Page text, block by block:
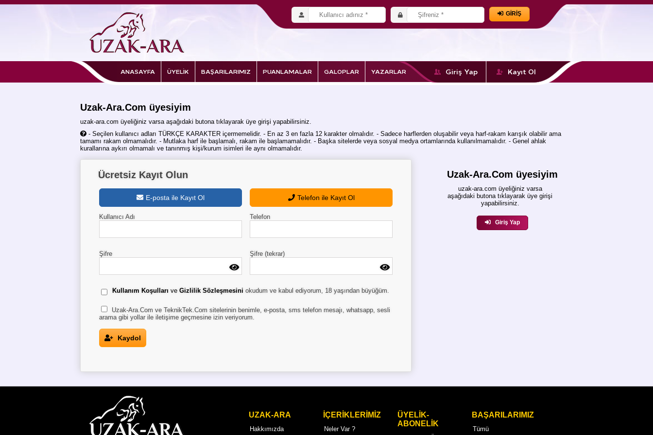
GİRİŞ
ANASAYFA ÜYELİK BAŞARILARIMIZ PUANLAMALAR GALOPLAR YAZARLAR Giriş Yap Kayıt Ol
Uzak-Ara.Com üyesiyim
uzak-ara.com üyeliğiniz varsa aşağıdaki butona tıklayarak üye girişi yapabilirsiniz.
- Seçilen kullanıcı adları TÜRKÇE KARAKTER içermemelidir. - En az 3 en fazla 12 karakter olmalıdır. - Sadece harflerden oluşabilir veya harf-rakam karışık olabilir ama
tamamı rakam olmamalıdır. - Mutlaka harf ile başlamalı, rakam ile başlamamalıdır. - Başka sitelerde veya sosyal medya ortamlarında kullanılmamalıdır. - Genel ahlak
kurallarına aykırı olmamalı ve tanınmış kişi/kurum isimleri ile aynı olmamalıdır.
Ücretsiz Kayıt Olun
E-posta ile Kayıt Ol Telefon ile Kayıt Ol
Kullanıcı Adı Telefon
Şifre Şifre (tekrar)
Kullanım Koşulları ve Gizlilik Sözleşmesini okudum ve kabul ediyorum, 18 yaşından büyüğüm.
Uzak-Ara.Com ve TeknikTek.Com sitelerinin benimle, e-posta, sms telefon mesajı, whatsapp, sesli
arama gibi yollar ile iletişime geçmesine izin veriyorum.
Kaydol
Uzak-Ara.Com üyesiyim
uzak-ara.com üyeliğiniz varsa
aşağıdaki butona tıklayarak üye girişi
yapabilirsiniz.
Giriş Yap
UZAK-ARA
Hakkımızda
İÇERİKLERİMİZ
Neler Var ?
ÜYELİK-
ABONELİK
BAŞARILARIMIZ
Tümü